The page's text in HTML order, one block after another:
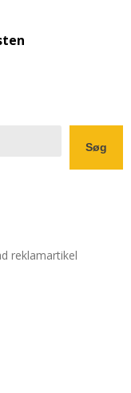
Søg
reklamartikel